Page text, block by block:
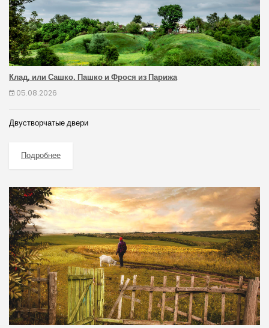
Клад, или Сашко, Пашко и Фрося из Парижа
05.08.2026
Двустворчатые двери
Подробнее